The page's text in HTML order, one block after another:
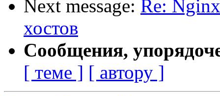
Next message: Re:
хостов
Сообщения,
[ теме ] [ автору ]